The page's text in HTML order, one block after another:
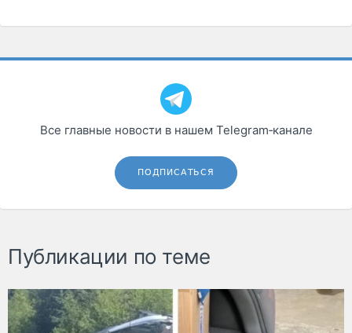
Все главные новости в нашем Telegram‑канале
ПОДПИСАТЬСЯ
Публикации по теме